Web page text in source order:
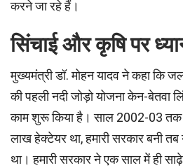
करने जा रहे हैं।
सिंचाई और कृषि पर
मुख्यमंत्री डॉ. मोहन यादव ने कहा कि
की पहली नदी जोड़ो योजना केन-बेतवा
काम शुरू किया है। साल 2002-03 तक
लाख हेक्टेयर था, हमारी सरकार बनी
था। हमारी सरकार ने एक साल में ही